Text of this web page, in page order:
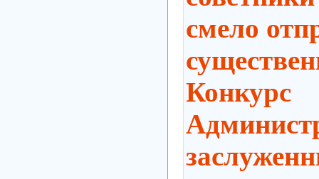
смело
Конкурс